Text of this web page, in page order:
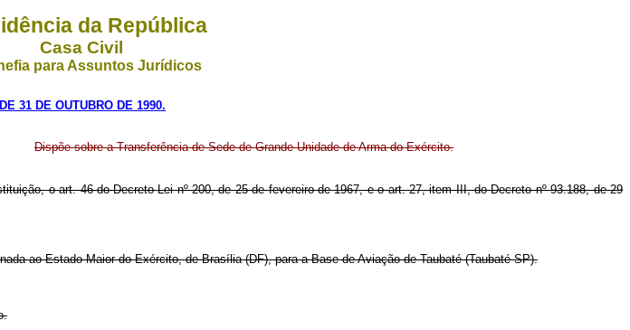
da República
Casa Civil
para Assuntos Jurídicos
31 DE OUTUBRO DE 1990.
Dispõe sobre a Transferência de Sede de Grande Unidade de Arma do Exército.
o art. 46 do Decreto-Lei nº 200, de 25 de fevereiro de 1967, e o art. 27, item III, do Decreto nº 93.188, de 29
ao Estado-Maior do Exército, de Brasília (DF), para a Base de Aviação de Taubaté (Taubaté-SP).